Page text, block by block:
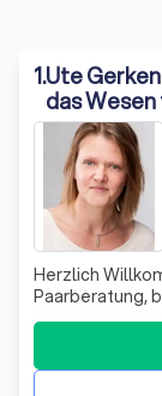
1.Ute
das
Herzlich
Paarberatung,
Ihren wahren
zu entfalten.
Bedürfnisse